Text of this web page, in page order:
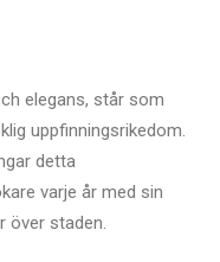
elegans, står som
uppfinningsrikedom.
detta
varje år med sin
över staden.